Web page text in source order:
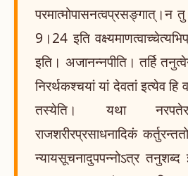
परमात्मोपासनत्वप्रसङ्गात्।न तु
9।24 इति
इति। अजानन्नपीति। तर्हि
निरर्थकश्चयां यां देवतां इत्येव हि
तस्येति। यथा
राजशरीरप्रसाधनादिकं
न्यायसूचनादुपपन्नोऽत्र तनुशब्द